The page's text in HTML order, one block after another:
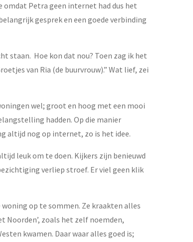
omdat Petra geen internet had dus het
gesprek en een goede verbinding
staan. Hoe kon dat nou? Toen zag ik het
van Ria (de buurvrouw).” Wat lief, zei
wel; groot en hoog met een mooi
hadden. Op die manier
altijd nog op internet, zo is het idee.
leuk om te doen. Kijkers zijn benieuwd
verliep stroef. Er viel geen klik
op te sommen. Ze kraakten alles
Noorden’, zoals het zelf noemden,
kwamen. Daar waar alles goed is;